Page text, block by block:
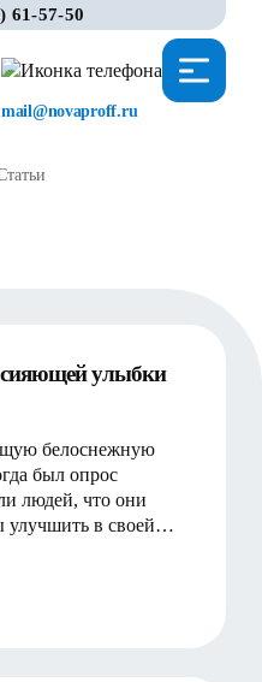
61-57-50
mail@novaproff.ru
сияющей улыбки
белоснежную
был опрос
людей, что они
улучшить в своей